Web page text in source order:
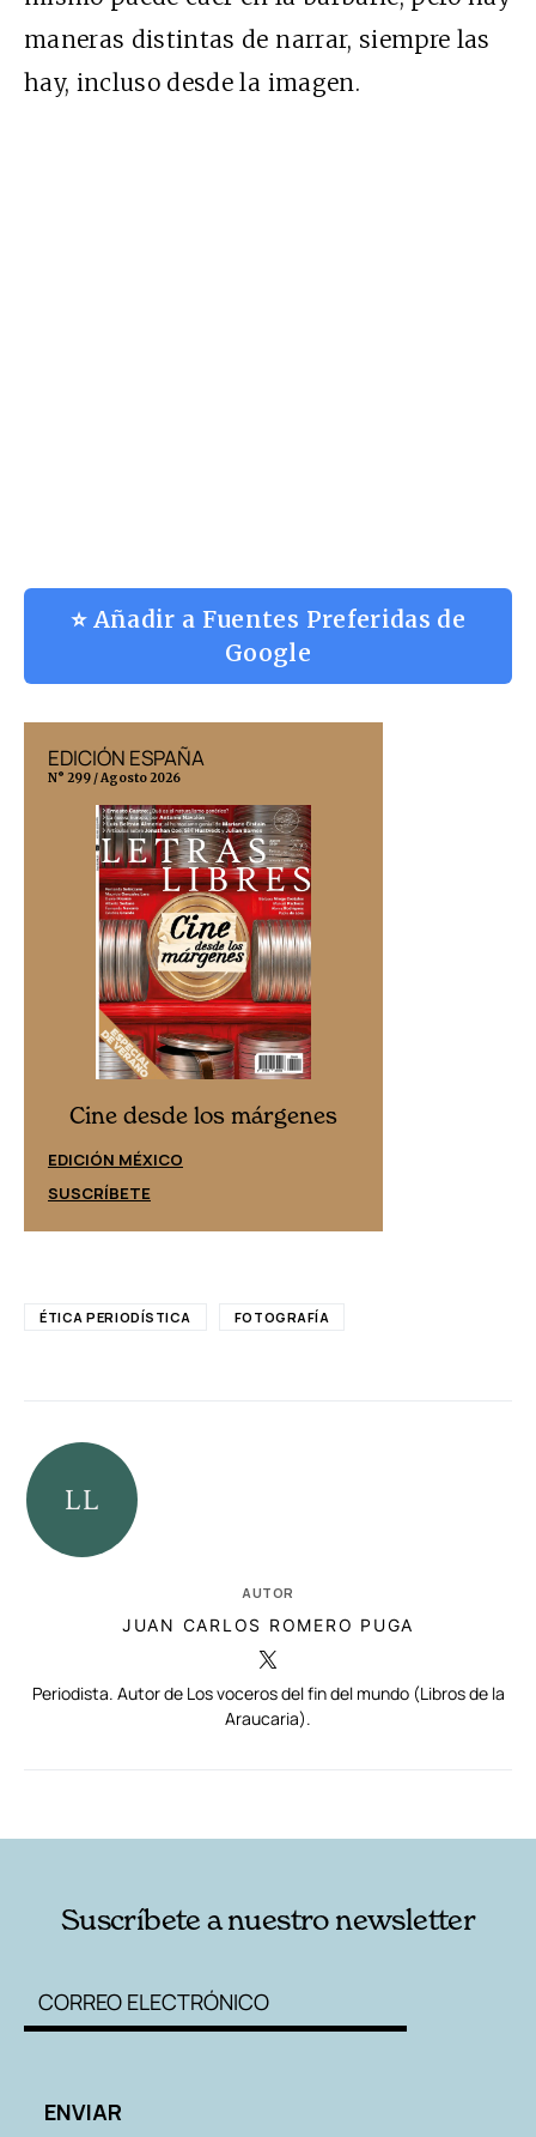
maneras distintas de narrar, siempre las
hay, incluso desde la imagen.
⭐ Añadir a Fuentes Preferidas de
Google
EDICIÓN ESPAÑA
N° 299 / Agosto 2026
Cine desde los márgenes
EDICIÓN MÉXICO
SUSCRÍBETE
ÉTICA PERIODÍSTICA FOTOGRAFÍA
AUTOR
JUAN CARLOS ROMERO PUGA
Periodista. Autor de Los voceros del fin del mundo (Libros de la
Araucaria).
Suscríbete a nuestro newsletter